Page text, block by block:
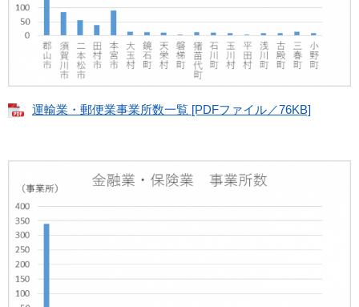
運輸業・郵便業事業所数一覧 [PDFファイル／76KB]